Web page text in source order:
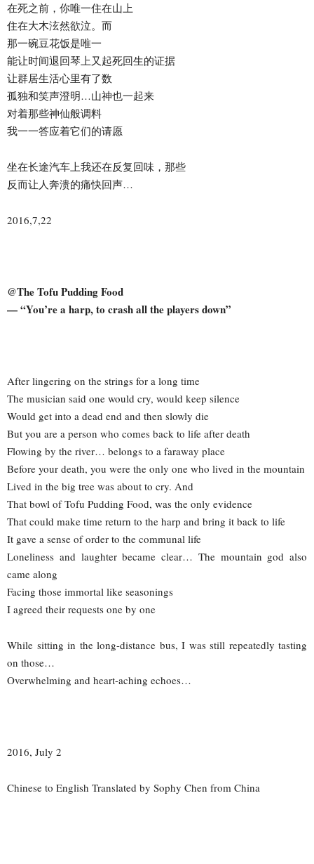
在死之前，你唯一住在山上
住在大木泫然欲泣。而
那一碗豆花饭是唯一
能让时间退回琴上又起死回生的证据
让群居生活心里有了数
孤独和笑声澄明…山神也一起来
对着那些神仙般调料
我一一答应着它们的请愿
坐在长途汽车上我还在反复回味，那些
反而让人奔溃的痛快回声…
2016,7,22
@The Tofu Pudding Food
— “You’re a harp, to crash all the players down”
After lingering on the strings for a long time
The musician said one would cry, would keep silence
Would get into a dead end and then slowly die
But you are a person who comes back to life after death
Flowing by the river… belongs to a faraway place
Before your death, you were the only one who lived in the mountain
Lived in the big tree was about to cry. And
That bowl of Tofu Pudding Food, was the only evidence
That could make time return to the harp and bring it back to life
It gave a sense of order to the communal life
Loneliness and laughter became clear… The mountain god also
came along
Facing those immortal like seasonings
I agreed their requests one by one
While sitting in the long-distance bus, I was still repeatedly tasting
on those…
Overwhelming and heart-aching echoes…
2016, July 2
Chinese to English Translated by Sophy Chen from China